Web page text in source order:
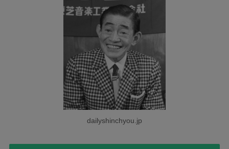
dailyshinchyou.jp